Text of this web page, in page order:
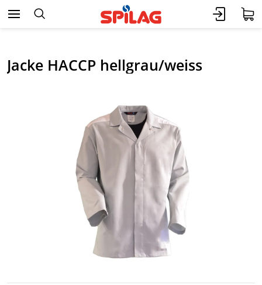
Jacke HACCP hellgrau/weiss